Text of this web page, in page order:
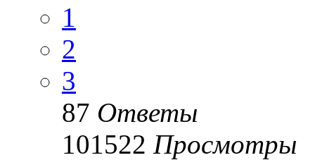
1
2
3
87 Ответы
101522 Просмотры